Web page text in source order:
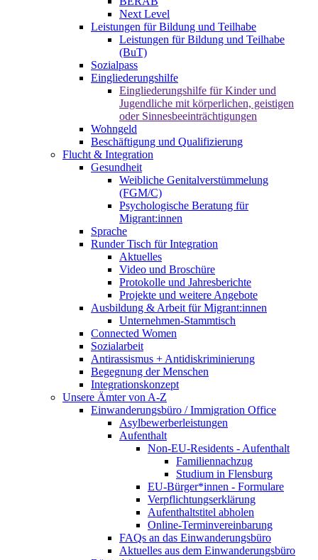
Next Level
Leistungen für Bildung und Teilhabe
Leistungen für Bildung und Teilhabe
(BuT)
Sozialpass
Eingliederungshilfe
Eingliederungshilfe für Kinder und
Jugendliche mit körperlichen, geistigen
oder Sinnesbeeinträchtigungen
Wohngeld
Beschäftigung und Qualifizierung
Flucht & Integration
Gesundheit
Weibliche Genitalverstümmelung
(FGM/C)
Psychologische Beratung für
Migrant:innen
Sprache
Runder Tisch für Integration
Aktuelles
Video und Broschüre
Protokolle und Jahresberichte
Projekte und weitere Angebote
Ausbildung & Arbeit für Migrant:innen
Unternehmen-Stammtisch
Connected Women
Sozialarbeit
Antirassismus + Antidiskriminierung
Begegnung der Menschen
Integrationskonzept
Unsere Ämter von A-Z
Einwanderungsbüro / Immigration Office
Asylbewerberleistungen
Aufenthalt
Non-EU-Residents - Aufenthalt
Familiennachzug
Studium in Flensburg
EU-Bürger*innen - Formulare
Verpflichtungserklärung
Aufenthaltstitel abholen
Online-Terminvereinbarung
FAQs an das Einwanderungsbüro
Aktuelles aus dem Einwanderungsbüro